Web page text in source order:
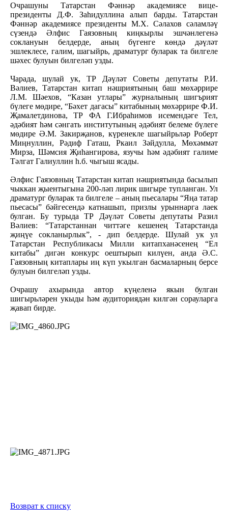
Очрашуны Татарстан Фәннәр академиясе вице-
президенты Д.Ф. Заһидуллина алып барды. Татарстан
Фәннәр академиясе президенты М.Х. Сәлахов сәламләү
сүзендә Әлфис Гаязовның киңкырлы эшчәнлегенә
соклануын белдерде, аның бүгенге көндә дәүләт
эшлеклесе, галим, шагыйрь, драматург буларак та билгеле
шәхес булуын билгеләп узды.
Чарада, шулай ук, ТР Дәүләт Советы депутаты Р.И.
Вәлиев, Татарстан китап нәшриятының баш мөхәррире
Л.М. Шәехов, “Казан утлары” журналының шигърият
бүлеге мөдире, “Бәхет дагасы” китабының мөхәррире Ф.И.
Җамалетдинова, ТР ФА Г.Ибраһимов исемендәге Тел,
әдәбият һәм сәнгать институтының әдәбият белеме бүлеге
мөдире Ә.М. Закирҗанов, күренекле шагыйрьләр Роберт
Миңнуллин, Рәдиф Гаташ, Ркаил Зәйдулла, Мөхәммәт
Мирза, Шәмсия Җиһангирова, язучы һәм әдәбият галиме
Тәлгат Галиуллин һ.б. чыгыш ясады.
Әлфис Гаязовның Татарстан китап нәшриятында басылып
чыккан җыентыгына 200-ләп лирик шигыре тупланган. Ул
драматург буларак та билгеле – аның пьесалары “Яңа татар
пьесасы” бәйгесендә катнашып, призлы урыннарга лаек
булган. Бу турыда ТР Дәүләт Советы депутаты Разил
Вәлиев: “Татарстаннан читтәге кешенең Татарстанда
җиңүе сокланырлык”, - дип белдерде. Шулай ук ул
Татарстан Республикасы Милли китапханәсенең “Ел
китабы” дигән конкурс оештырып килүен, анда Ә.С.
Гаязовның китаплары иң күп укылган басмаларның берсе
булуын билгеләп узды.
Очрашу ахырында автор күңеленә якын булган
шигырьләрен укыды һәм аудиториядән килгән сорауларга
җавап бирде.
Возврат к списку